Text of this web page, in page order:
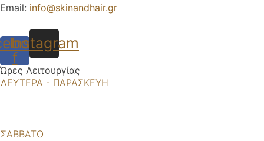
Email: info@skinandhair.gr
f
Instagram
Ώρες Λειτουργίας
ΔΕΥΤΕΡΑ - ΠΑΡΑΣΚΕΥΗ
ΣΑΒΒΑΤΟ